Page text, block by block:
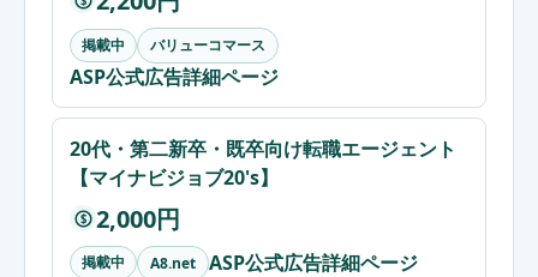
掲載中 バリューコマース
ASP公式広告詳細ページ
20代・第二新卒・既卒向け転職エージェント
【マイナビジョブ20's】
$ 2,000円
掲載中 A8.net ASP公式広告詳細ページ